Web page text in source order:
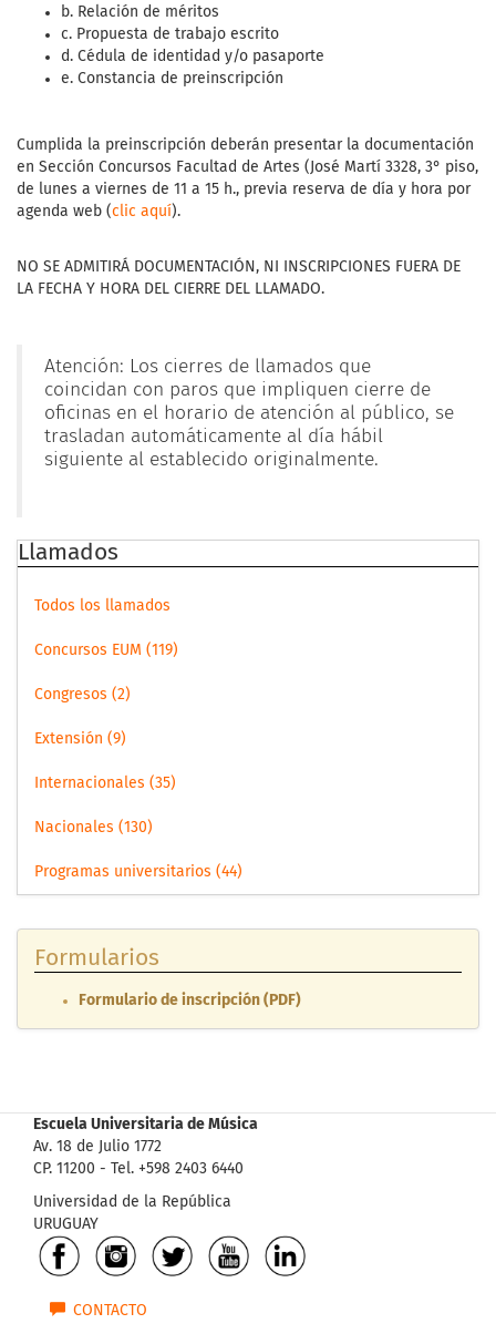
b. Relación de méritos
c. Propuesta de trabajo escrito
d. Cédula de identidad y/o pasaporte
e. Constancia de preinscripción
Cumplida la preinscripción deberán presentar la documentación
en Sección Concursos Facultad de Artes (José Martí 3328, 3° piso,
de lunes a viernes de 11 a 15 h., previa reserva de día y hora por
agenda web (clic aquí).
NO SE ADMITIRÁ DOCUMENTACIÓN, NI INSCRIPCIONES FUERA DE
LA FECHA Y HORA DEL CIERRE DEL LLAMADO.
Atención: Los cierres de llamados que
coincidan con paros que impliquen cierre de
oficinas en el horario de atención al público, se
trasladan automáticamente al día hábil
siguiente al establecido originalmente.
Llamados
Todos los llamados
Concursos EUM (119)
Congresos (2)
Extensión (9)
Internacionales (35)
Nacionales (130)
Programas universitarios (44)
Formularios
Formulario de inscripción (PDF)
Escuela Universitaria de Música
Av. 18 de Julio 1772
CP. 11200 - Tel. +598 2403 6440
Universidad de la República
URUGUAY
CONTACTO